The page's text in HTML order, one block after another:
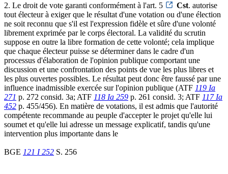
2. Le droit de vote garanti conformément à l'art. 5 Cst. autorise
tout électeur à exiger que le résultat d'une votation ou d'une élection
ne soit reconnu que s'il est l'expression fidèle et sûre d'une volonté
librement exprimée par le corps électoral. La validité du scrutin
suppose en outre la libre formation de cette volonté; cela implique
que chaque électeur puisse se déterminer dans le cadre d'un
processus d'élaboration de l'opinion publique comportant une
discussion et une confrontation des points de vue les plus libres et
les plus ouvertes possibles. Le résultat peut donc être faussé par une
influence inadmissible exercée sur l'opinion publique (ATF 119 Ia
271 p. 272 consid. 3a; ATF 118 Ia 259 p. 261 consid. 3; ATF 117 Ia
452 p. 455/456). En matière de votations, il est admis que l'autorité
compétente recommande au peuple d'accepter le projet qu'elle lui
soumet et qu'elle lui adresse un message explicatif, tandis qu'une
intervention plus importante dans le
BGE 121 I 252 S. 256